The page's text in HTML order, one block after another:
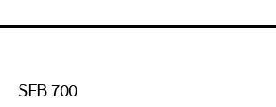
SFB 700